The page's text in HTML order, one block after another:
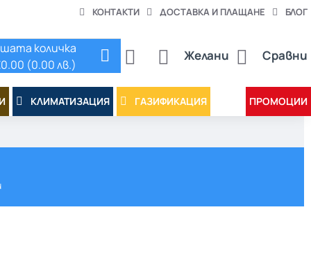
КОНТАКТИ ДОСТАВКА И ПЛАЩАНЕ БЛОГ
Желани Сравни
количка
(0.00 лв.)
КЛИМАТИЗАЦИЯ ГАЗИФИКАЦИЯ ПРОМОЦИИ